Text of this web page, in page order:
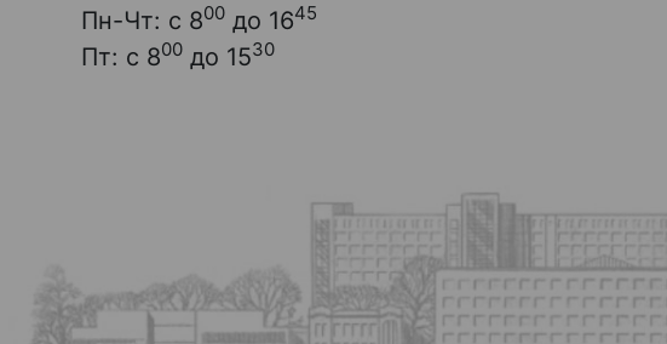
Пн-Чт: с 800 до 1645
Пт: с 800 до 1530